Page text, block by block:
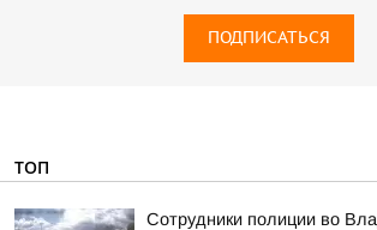
ПОДПИСАТЬСЯ
ТОП
Сотрудники полиции во